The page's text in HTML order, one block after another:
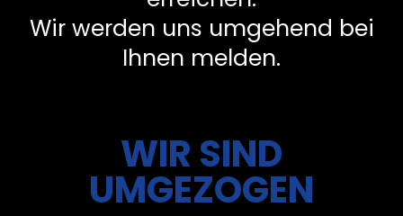
Wir werden uns umgehend bei
Ihnen melden.
WIR SIND
UMGEZOGEN